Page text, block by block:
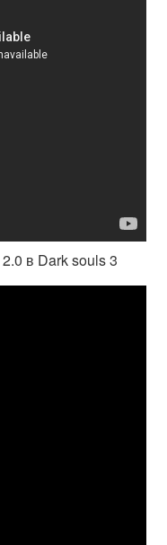
в Dark souls 3